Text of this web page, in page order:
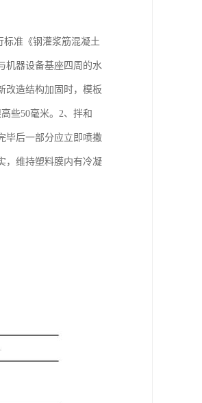
准《钢灌浆筋混凝土
机器设备基座四周的水
改造结构加固时，模板
些50毫米。2、拌和
毕后一部分应立即喷撒
，维持塑料膜内有冷凝